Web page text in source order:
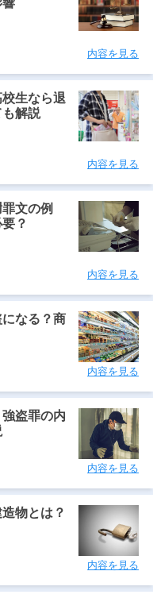
響
内容を見る
生なら退
解説
内容を見る
文の例
？
内容を見る
になる？商
内容を見る
盗罪の内
内容を見る
物とは？
内容を見る